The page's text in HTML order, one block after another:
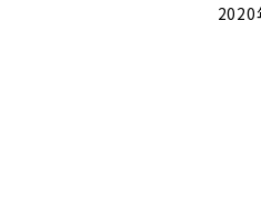
2020